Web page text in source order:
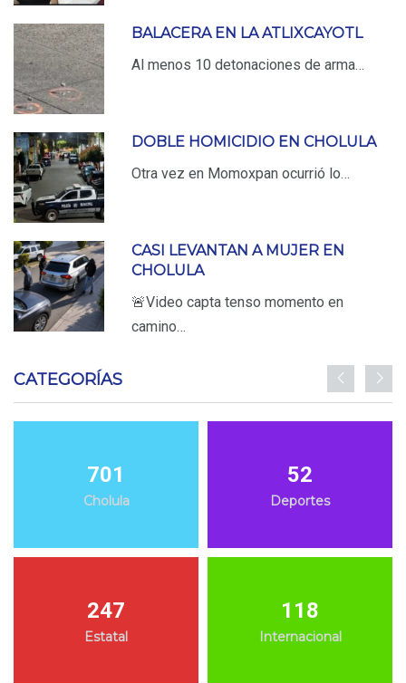
BALACERA EN LA ATLIXCAYOTL
Al menos 10 detonaciones de arma…
DOBLE HOMICIDIO EN CHOLULA
Otra vez en Momoxpan ocurrió lo…
CASI LEVANTAN A MUJER EN
CHOLULA
🚨Video capta tenso momento en
camino…
CATEGORÍAS
701
Cholula
52
Deportes
247
Estatal
118
Internacional